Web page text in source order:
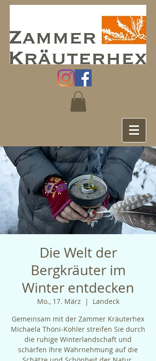
Die Welt der
Bergkräuter im
Winter entdecken
Mo., 17. März
  |
Landeck
Gemeinsam mit der Zammer Kräuterhex
Michaela Thöni-Kohler streifen Sie durch
die ruhige Winterlandschaft und
schärfen Ihre Wahrnehmung auf die